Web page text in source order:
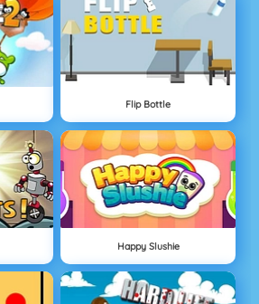
Flip Bottle
Happy Slushie